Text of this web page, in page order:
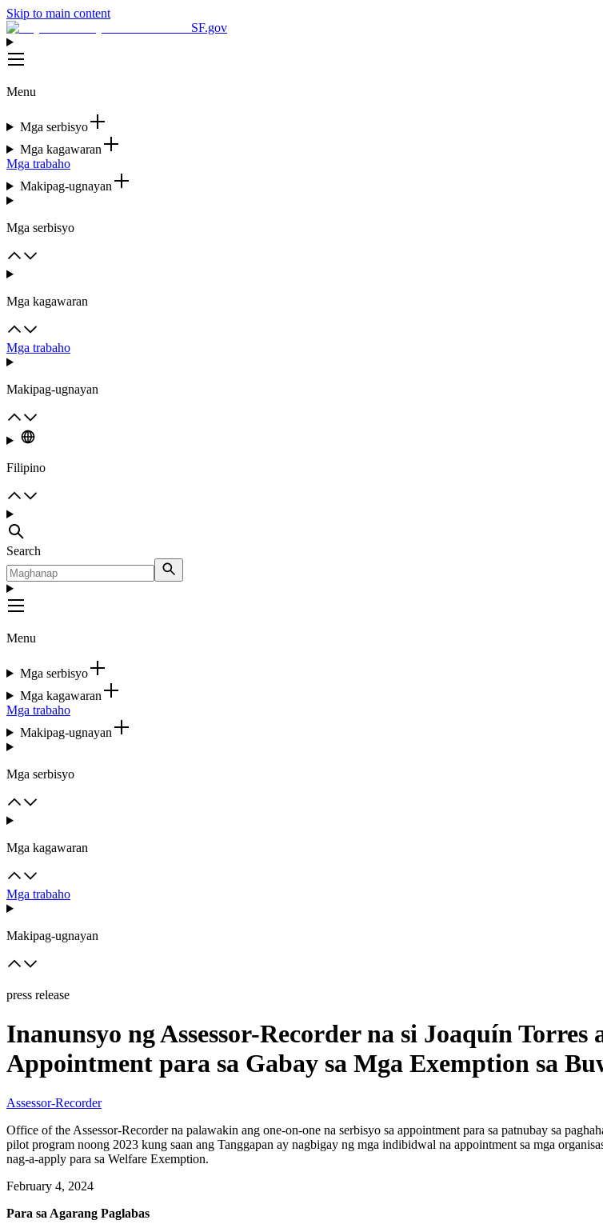
Skip to main content
SF.gov
Menu
Mga serbisyo
Mga kagawaran
Mga trabaho
Makipag-ugnayan
Mga serbisyo
Mga kagawaran
Mga trabaho
Makipag-ugnayan
Filipino
Search
Menu
Mga serbisyo
Mga kagawaran
Mga trabaho
Makipag-ugnayan
Mga serbisyo
Mga kagawaran
Mga trabaho
Makipag-ugnayan
press release
Inanunsyo ng Assessor-Recorder na si Joaquín
Appointment para sa Gabay sa Mga Exemption sa
Assessor-Recorder
Office of the Assessor-Recorder na palawakin ang one-on-one na serbisyo sa appointment para sa patnubay sa
pilot program noong 2023 kung saan ang Tanggapan ay nagbigay ng mga indibidwal na appointment sa mga
nag-a-apply para sa Welfare Exemption.
February 4, 2024
Para sa Agarang Paglabas